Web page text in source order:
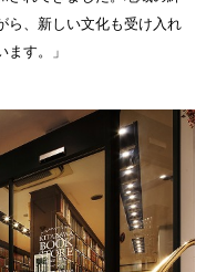
ら、新しい文化も受け入れ
す。」